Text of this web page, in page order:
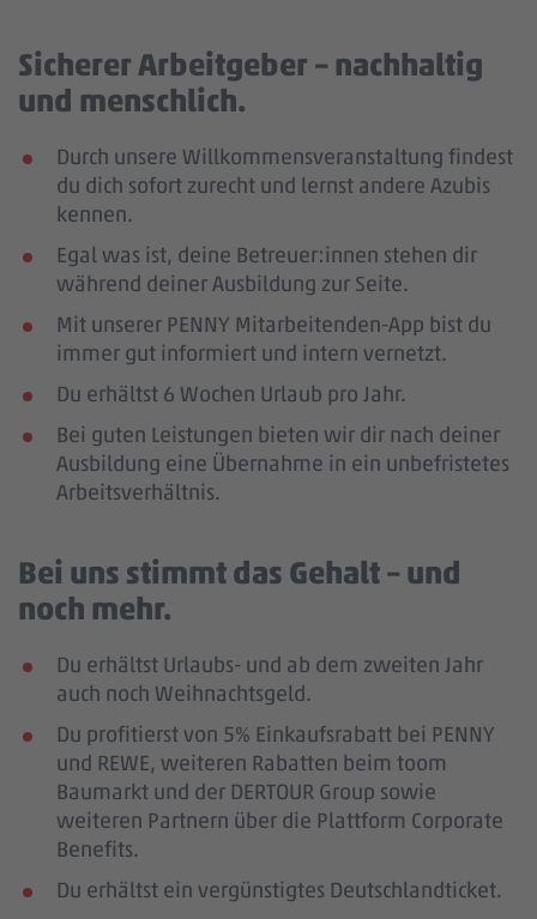
Sicherer Arbeitgeber – nachhaltig
und menschlich.
Durch unsere Willkommensveranstaltung findest
du dich sofort zurecht und lernst andere Azubis
kennen.
Egal was ist, deine Betreuer:innen stehen dir
während deiner Ausbildung zur Seite.
Mit unserer PENNY Mitarbeitenden-App bist du
immer gut informiert und intern vernetzt.
Du erhältst 6 Wochen Urlaub pro Jahr.
Bei guten Leistungen bieten wir dir nach deiner
Ausbildung eine Übernahme in ein unbefristetes
Arbeitsverhältnis.
Bei uns stimmt das Gehalt – und
noch mehr.
Du erhältst Urlaubs- und ab dem zweiten Jahr
auch noch Weihnachtsgeld.
Du profitierst von 5% Einkaufsrabatt bei PENNY
und REWE, weiteren Rabatten beim toom
Baumarkt und der DERTOUR Group sowie
weiteren Partnern über die Plattform Corporate
Benefits.
Du erhältst ein vergünstigtes Deutschlandticket.